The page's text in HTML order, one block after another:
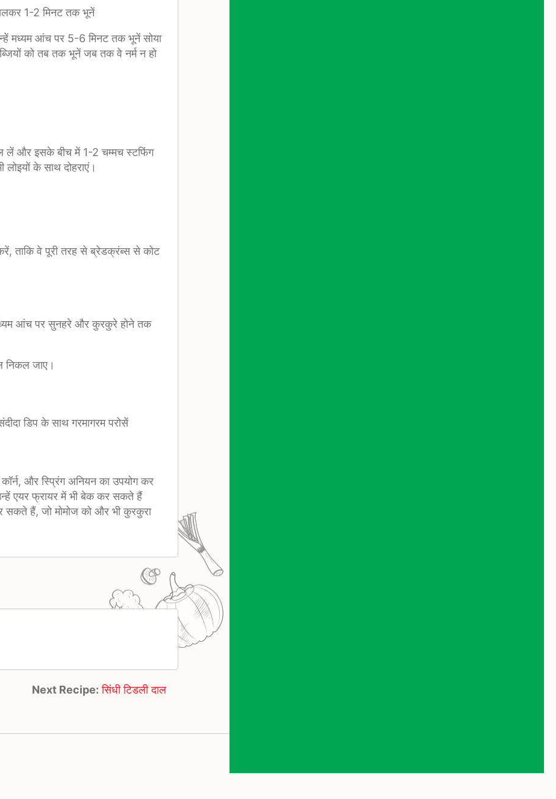
1-2 मिनट तक भूनें
इन्हें मध्यम आंच पर 5-6 मिनट तक भूनें सोया
को तब तक भूनें जब तक वे नर्म न हो
लें और इसके बीच में 1-2 चम्मच स्टफिंग
के साथ दोहराएं।
ताकि वे पूरी तरह से ब्रेडक्रंब्स से कोट
आंच पर सुनहरे और कुरकुरे होने तक
निकल जाए।
डिप के साथ गरमागरम परोसें
और स्प्रिंग अनियन का उपयोग कर
एयर फ्रायर में भी बेक कर सकते हैं
सकते हैं, जो मोमोज को और भी कुरकुरा
Next Recipe: सिंधी टिडली दाल